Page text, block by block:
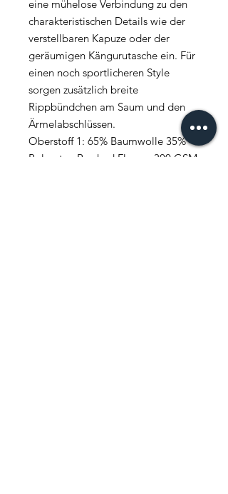
eine mühelose Verbindung zu den
charakteristischen Details wie der
verstellbaren Kapuze oder der
geräumigen Kängurutasche ein. Für
einen noch sportlicheren Style
sorgen zusätzlich breite
Rippbündchen am Saum und den
Ärmelabschlüssen.
Oberstoff 1: 65% Baumwolle 35%
Polyester, Brushed Fleece, 300 GSM